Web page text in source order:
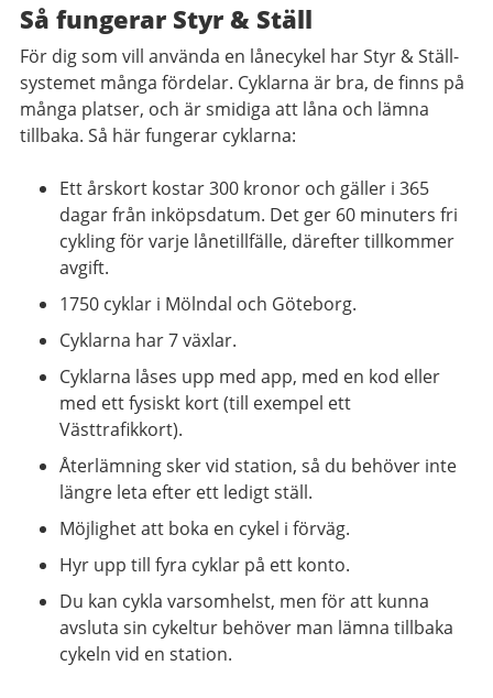
Så fungerar Styr & Ställ
För dig som vill använda en lånecykel har Styr & Ställ-
systemet många fördelar. Cyklarna är bra, de finns på
många platser, och är smidiga att låna och lämna
tillbaka. Så här fungerar cyklarna:
Ett årskort kostar 300 kronor och gäller i 365
dagar från inköpsdatum. Det ger 60 minuters fri
cykling för varje lånetillfälle, därefter tillkommer
avgift.
1750 cyklar i Mölndal och Göteborg.
Cyklarna har 7 växlar.
Cyklarna låses upp med app, med en kod eller
med ett fysiskt kort (till exempel ett
Västtrafikkort).
Återlämning sker vid station, så du behöver inte
längre leta efter ett ledigt ställ.
Möjlighet att boka en cykel i förväg.
Hyr upp till fyra cyklar på ett konto.
Du kan cykla varsomhelst, men för att kunna
avsluta sin cykeltur behöver man lämna tillbaka
cykeln vid en station.